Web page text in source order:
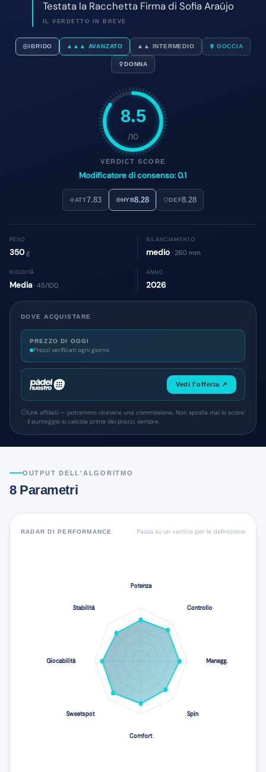
8.5
/10
VERDICT SCORE
Modificatore di consenso: 0.1
ATT7.83 HYB8.28 DEF8.28
PESO
350g
BILANCIAMENTO
medio · 260 mm
RIGIDITÀ
Media· 45/100
ANNO
2026
DOVE ACQUISTARE
PREZZO DI OGGI
Prezzi verificati ogni giorno
Vedi l'offerta ↗
Link affiliati — potremmo ricevere una commissione. Non sposta mai lo score:
il punteggio si calcola prima dei prezzi, sempre.
OUTPUT DELL'ALGORITMO
8 Parametri
RADAR DI PERFORMANCE Passa su un vertice per la definizione